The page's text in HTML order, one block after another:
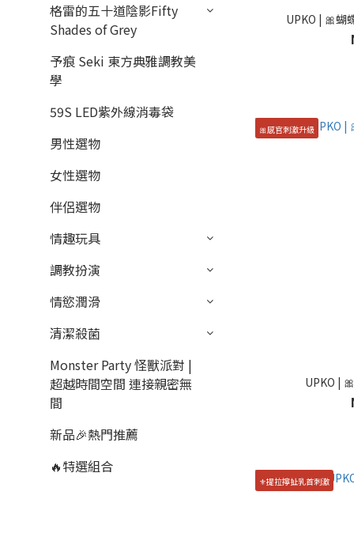
格雷的五十道陰影Fifty
Shades of Grey
予痕 Seki 東方典雅調教美
學
59S LED紫外線消毒袋
男性選物
女性選物
伴侶選物
情趣玩具
調教扮演
情慾潤滑
清潔殺菌
Monster Party 怪獸派對 |
超越時間空間 連接親密無
間
新品🎉熱門推薦
🔥特選組合
UPKO | 🎀蝴
🎀感官刺激升級
UPKO |
⚜️提拉擰扯乳首刺激